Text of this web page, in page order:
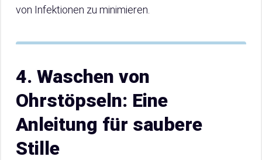
von Infektionen zu minimieren.
4. Waschen von
Ohrstöpseln: Eine
Anleitung für saubere
Stille